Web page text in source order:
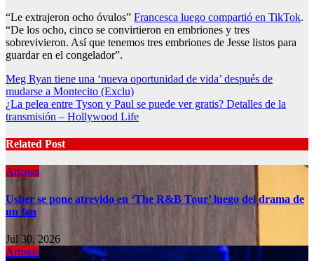
“Le extrajeron ocho óvulos” Francesca luego compartió en TikTok.
“De los ocho, cinco se convirtieron en embriones y tres
sobrevivieron. Así que tenemos tres embriones de Jesse listos para
guardar en el congelador”.
Post
navigation
Meg Ryan tiene una ‘nueva oportunidad de vida’ después de
mudarse a Montecito (Exclu)
¿La pelea entre Tyson y Paul se puede ver gratis? Detalles de la
transmisión – Hollywood Life
Related Post
Artistas
Usher se pone atrevido en ‘The R&B Tour’ luego del drama de
un fan
Jul 30, 2026
Artistas